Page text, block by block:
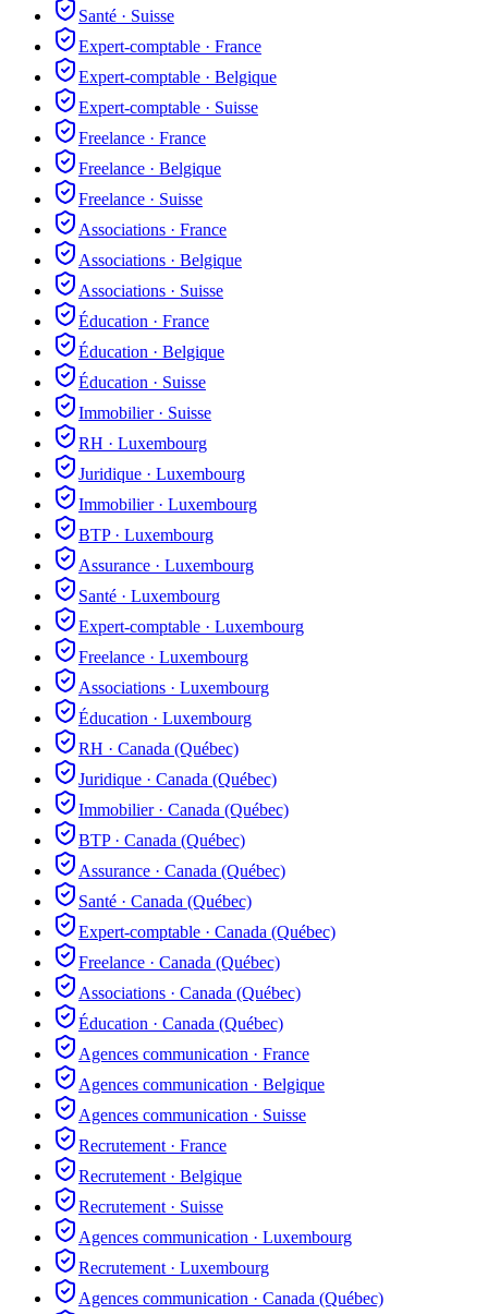
Santé · Suisse
Expert-comptable · France
Expert-comptable · Belgique
Expert-comptable · Suisse
Freelance · France
Freelance · Belgique
Freelance · Suisse
Associations · France
Associations · Belgique
Associations · Suisse
Éducation · France
Éducation · Belgique
Éducation · Suisse
Immobilier· Suisse
RH · Luxembourg
Juridique · Luxembourg
Immobilier· Luxembourg
BTP· Luxembourg
Assurance · Luxembourg
Santé · Luxembourg
Expert-comptable · Luxembourg
Freelance · Luxembourg
Associations · Luxembourg
Éducation · Luxembourg
RH · Canada (Québec)
Juridique · Canada (Québec)
Immobilier· Canada (Québec)
BTP· Canada (Québec)
Assurance · Canada (Québec)
Santé · Canada (Québec)
Expert-comptable · Canada (Québec)
Freelance · Canada (Québec)
Associations · Canada (Québec)
Éducation · Canada (Québec)
Agences communication · France
Agences communication · Belgique
Agences communication · Suisse
Recrutement · France
Recrutement · Belgique
Recrutement · Suisse
Agences communication · Luxembourg
Recrutement · Luxembourg
Agences communication · Canada (Québec)